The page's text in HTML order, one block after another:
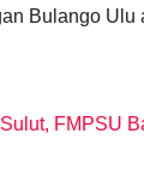
Bulango
FMPSU